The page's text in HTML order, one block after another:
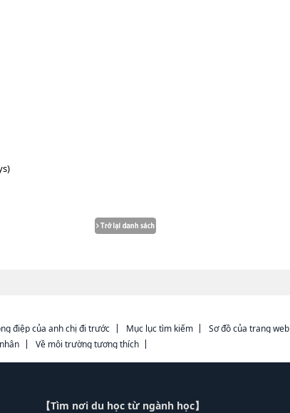
điệp của anh chị đi trước Mục lục tìm kiếm
Sơ đồ của trang web
Về môi trường tương thích
【Tìm nơi du học từ ngành học】